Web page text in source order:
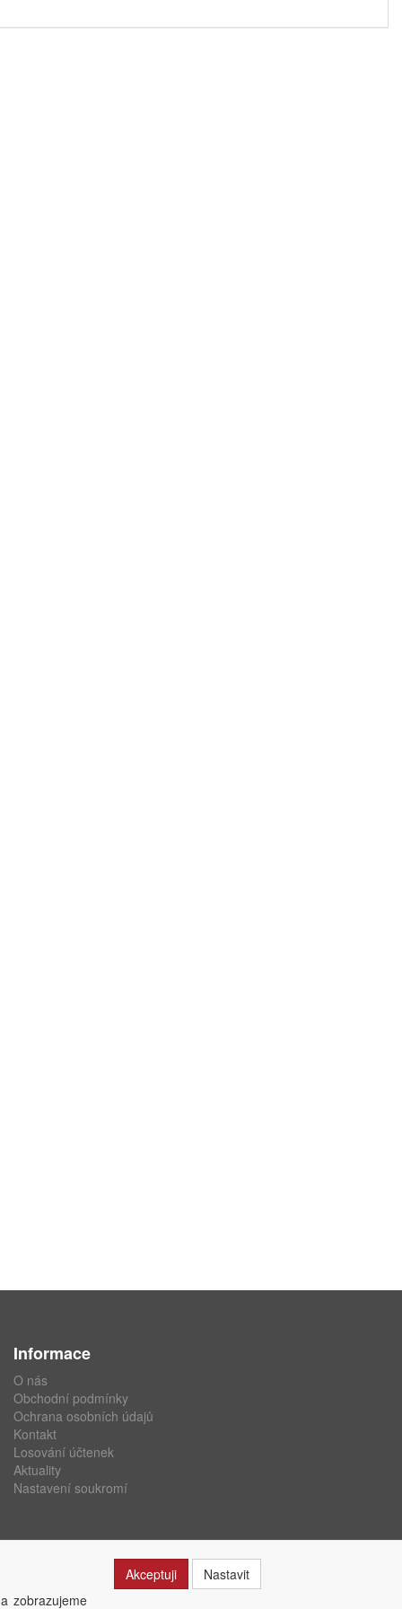
Informace
O nás
Obchodní podmínky
Ochrana osobních údajů
Kontakt
Losování účtenek
Aktuality
Nastavení soukromí
zobrazujeme
Akceptuji Nastavit